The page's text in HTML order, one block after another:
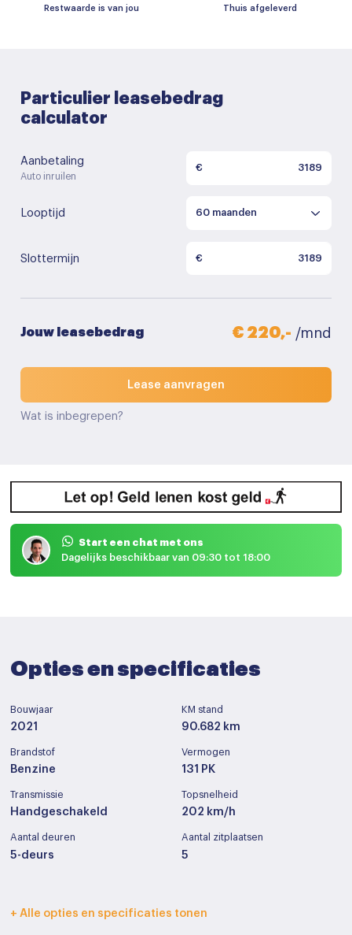
Restwaarde is van jou Thuis afgeleverd
Particulier leasebedrag
calculator
Aanbetaling
Auto inruilen
€
Looptijd
Slottermijn €
Jouw leasebedrag € 220,- /mnd
Lease aanvragen
Wat is inbegrepen?
Start een chat met ons
Dagelijks beschikbaar van 09:30 tot 18:00
Opties en specificaties
Bouwjaar
2021
KM stand
90.682 km
Brandstof
Benzine
Vermogen
131 PK
Transmissie
Handgeschakeld
Topsnelheid
202 km/h
Aantal deuren
5-deurs
Aantal zitplaatsen
5
Interieurkleur
+ Alle opties en specificaties tonen